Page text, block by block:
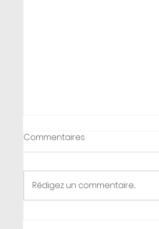
Commentaires
Rédigez un commentaire...